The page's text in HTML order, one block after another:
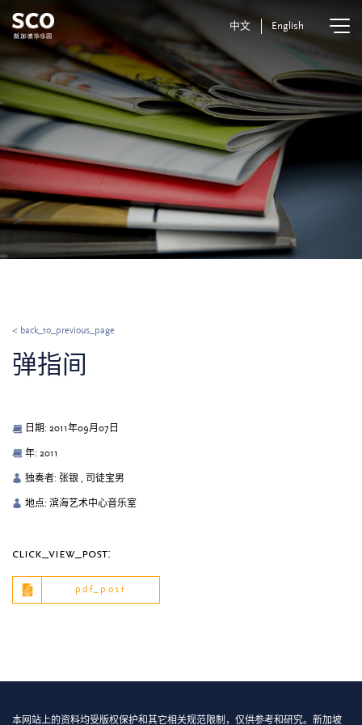
中文 English
< back_to_previous_page
弹指间
日期: 2011年09月07日
年: 2011
独奏者: 张银 , 司徒宝男
地点: 滨海艺术中心音乐室
click_view_post:
pdf_post
本网站上的资料均受版权保护和其它相关规范限制，仅供参考和研究。新加坡